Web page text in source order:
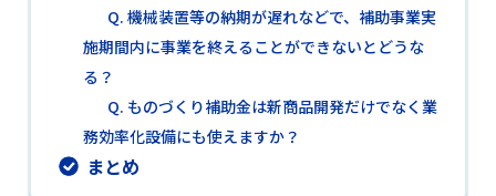
Q. 機械装置等の納期が遅れなどで、補助事業実
施期間内に事業を終えることができないとどうな
る？
Q. ものづくり補助金は新商品開発だけでなく業
務効率化設備にも使えますか？
まとめ